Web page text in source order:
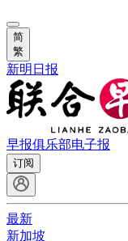
简
繁
新明日报
早报俱乐部电子报
订阅
最新
新加坡